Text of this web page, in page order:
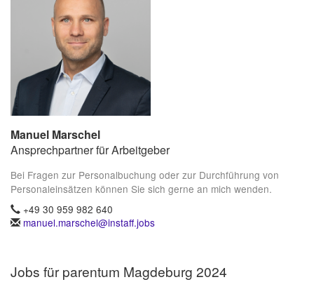
Manuel Marschel
Ansprechpartner für Arbeitgeber
Bei Fragen zur Personalbuchung oder zur Durchführung von
Personaleinsätzen können Sie sich gerne an mich wenden.
+49 30 959 982 640
manuel.marschel@instaff.jobs
Jobs für parentum Magdeburg 2024